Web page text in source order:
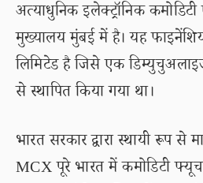
अत्याधुनिक इलेक्ट्रॉनिक
मुख्यालय मुंबई में है। यह
लिमिटेड है जिसे एक
से स्थापित किया गया था।
भारत सरकार द्वारा स्थायी रूप से
MCX पूरे भारत में कमोडिटी